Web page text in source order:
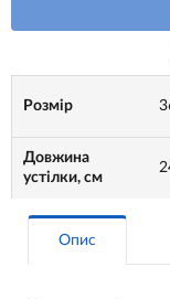
Розмір
Довжина
устілки, см
Опис